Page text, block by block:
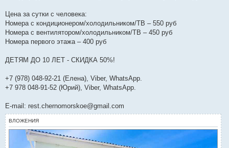
Цена за сутки с человека:
Номера с кондиционером/холодильником/ТВ – 550 руб
Номера с вентилятором/холодильником/ТВ – 450 руб
Номера первого этажа – 400 руб
ДЕТЯМ ДО 10 ЛЕТ - СКИДКА 50%!
+7 (978) 048-92-21 (Елена), Viber, WhatsApp.
+7 978 048-91-52 (Юрий), Viber, WhatsApp.
E-mail: rest.chernomorskoe@gmail.com
ВЛОЖЕНИЯ